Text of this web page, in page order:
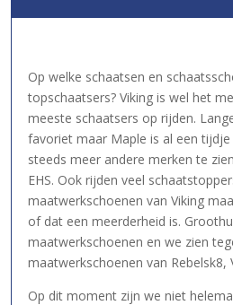
Op welke schaatsen en
topschaatsers? Viking is wel het
meeste schaatsers op rijden.
favoriet maar Maple is al een
steeds meer andere merken te
EHS. Ook rijden veel
maatwerkschoenen van Viking
of dat een meerderheid is.
maatwerkschoenen en we zien
maatwerkschoenen van Rebelsk8,
Op dit moment zijn we niet